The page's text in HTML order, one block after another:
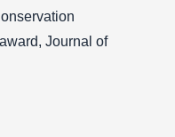
Journal of